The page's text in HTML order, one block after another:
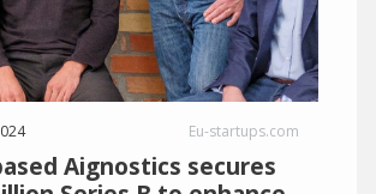
Eu-startups.com
Aignostics secures